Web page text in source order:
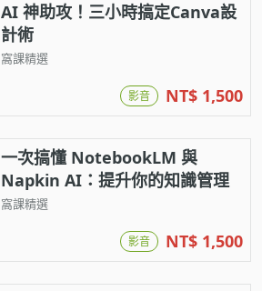
AI 神助攻！三小時搞定Canva設
計術
窩課精選
影音 NT$ 1,500
一次搞懂 NotebookLM 與
Napkin AI：提升你的知識管理
力
窩課精選
影音 NT$ 1,500